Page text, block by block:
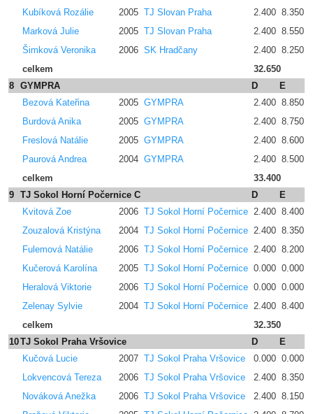
Kubíková Rozálie
2005 TJ Slovan Praha 2.400 8.350
Marková Julie
2005 TJ Slovan Praha 2.400 8.550
Šimková Veronika
2006 SK Hradčany 2.400 8.250
celkem
32.650
8 GYMPRA D E
Bezová Kateřina
2005 GYMPRA 2.400 8.850
Burdová Anika
2005 GYMPRA 2.400 8.750
Freslová Natálie
2005 GYMPRA 2.400 8.600
Paurová Andrea
2004 GYMPRA 2.400 8.500
celkem
33.400
9 TJ Sokol Horní Počernice C D E
Kvitová Zoe
2006 TJ Sokol Horní Počernice 2.400 8.400
Zouzalová Kristýna
2004 TJ Sokol Horní Počernice 2.400 8.350
Fulemová Natálie
2006 TJ Sokol Horní Počernice 2.400 8.200
Kučerová Karolína
2005 TJ Sokol Horní Počernice 0.000 0.000
Heralová Viktorie
2006 TJ Sokol Horní Počernice 0.000 0.000
Zelenay Sylvie
2004 TJ Sokol Horní Počernice 2.400 8.400
celkem
32.350
10TJ Sokol Praha Vršovice D E
Kučová Lucie
2007 TJ Sokol Praha Vršovice 0.000 0.000
Lokvencová Tereza
2006 TJ Sokol Praha Vršovice 2.400 8.350
Nováková Anežka
2006 TJ Sokol Praha Vršovice 2.400 8.150